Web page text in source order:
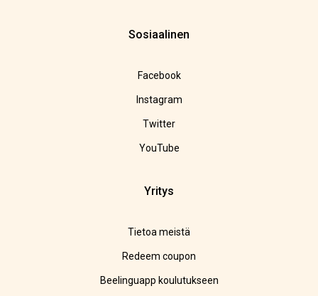
Sosiaalinen
Facebook
Instagram
Twitter
YouTube
Yritys
Tietoa meistä
Redeem coupon
Beelinguapp koulutukseen